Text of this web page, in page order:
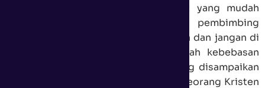
Berdirilah atau duduklah di tempat yang mudah
dilihat oleh penderita. Sebaiknya, pembimbing
berada di tepi tempat tidur penderita dan jangan di
ujung tempat tidur penderita. Berilah kebebasan
berbicara, dan perhatikanlah apa yang disampaikan
oleh penderita. Bersikaplah sebagai seorang Kristen